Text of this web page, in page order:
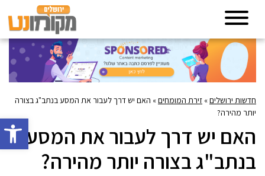
פתח
חדשות ירושלים» זירת המומחים» האם יש דרך לעבור את המסע בנתב"ג בצורה
יותר מהירה?
האם יש דרך לעבור את המסע
בנתב"ג בצורה יותר מהירה?